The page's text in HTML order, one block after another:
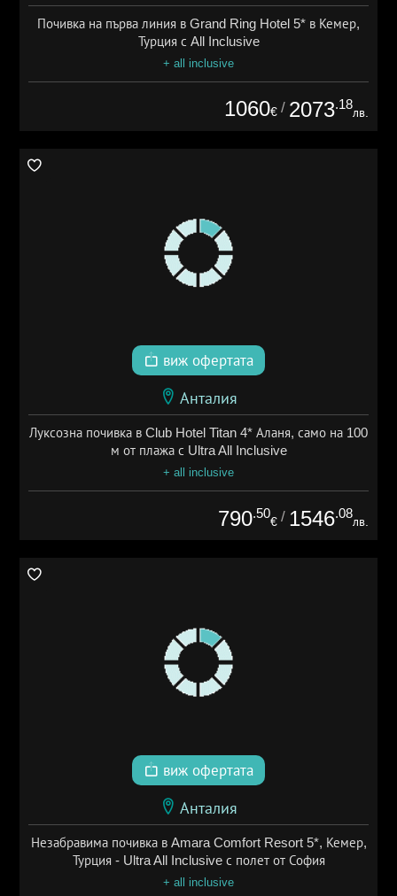
Почивка на първа линия в Grand Ring Hotel 5* в Кемер,
Турция с All Inclusive
+ all inclusive
1060€ / 2073.18
лв.
виж офертата
Анталия
Луксозна почивка в Club Hotel Titan 4* Аланя, само на 100
м от плажа с Ultra All Inclusive
+ all inclusive
790.50
€ / 1546.08
лв.
виж офертата
Анталия
Незабравима почивка в Amara Comfort Resort 5*, Кемер,
Турция - Ultra All Inclusive с полет от София
+ all inclusive